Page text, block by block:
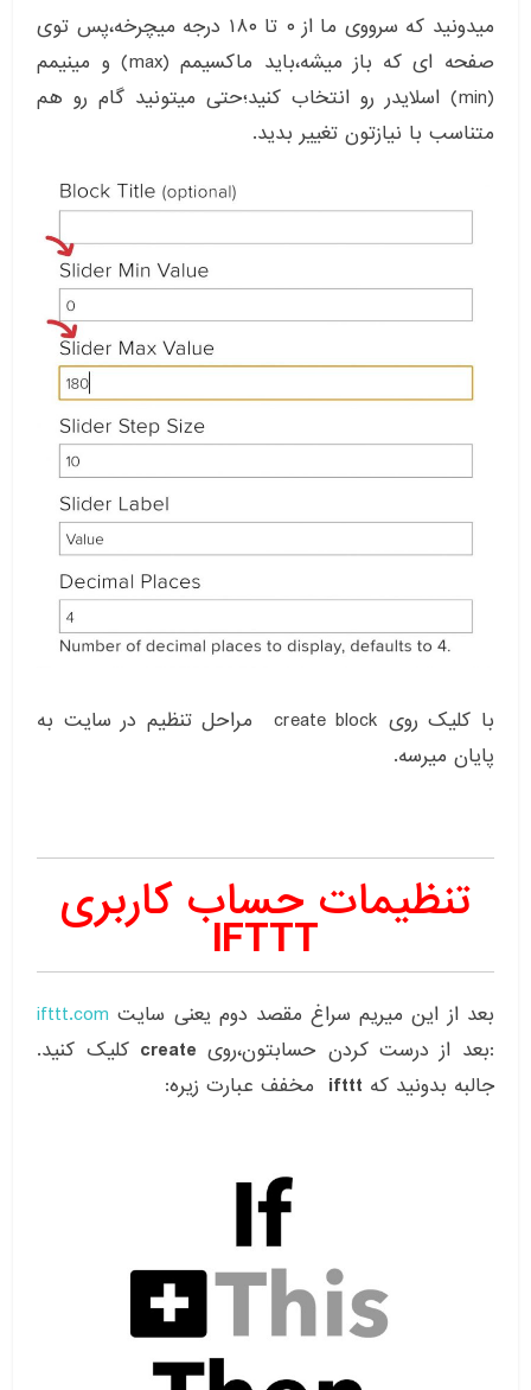
میدونید که سرووی ما از ۰ تا ۱۸۰ درجه میچرخه،پس توی
صفحه ای که باز میشه،باید ماکسیمم (max) و مینیمم
(min) اسلایدر رو انتخاب کنید؛حتی میتونید گام رو هم
متناسب با نیازتون تغییر بدید.
با کلیک روی create block مراحل تنظیم در سایت به
پایان میرسه.
تنظیمات حساب کاربری
IFTTT
بعد از این میریم سراغ مقصد دوم یعنی سایت ifttt.com
:بعد از درست کردن حسابتون،روی create کلیک کنید.
جالبه بدونید که ifttt مخفف عبارت زیره: